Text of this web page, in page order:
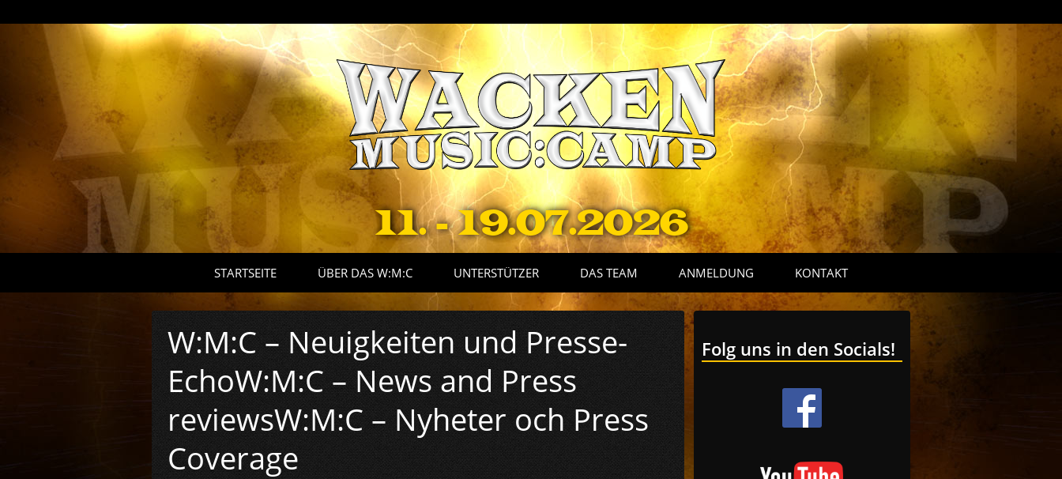
11. - 19.07.2026
STARTSEITE ÜBER DAS W:M:C UNTERSTÜTZER DAS TEAM ANMELDUNG KONTAKT
W:M:C – Neuigkeiten und Presse-
EchoW:M:C – News and Press
reviewsW:M:C – Nyheter och Press
Coverage
Folg uns in den Socials!